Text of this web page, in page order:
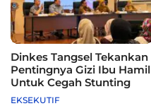
Dinkes Tangsel Tekankan
Pentingnya Gizi Ibu Hamil
Untuk Cegah Stunting
EKSEKUTIF